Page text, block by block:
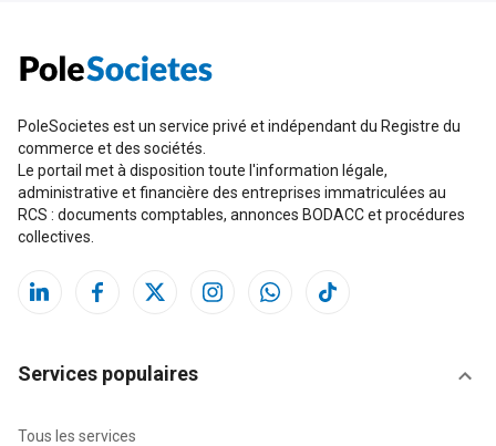
PoleSocietes est un service privé et indépendant du Registre du
commerce et des sociétés.
Le portail met à disposition toute l'information légale,
administrative et financière des entreprises immatriculées au
RCS : documents comptables, annonces BODACC et procédures
collectives.
Services populaires
Tous les services